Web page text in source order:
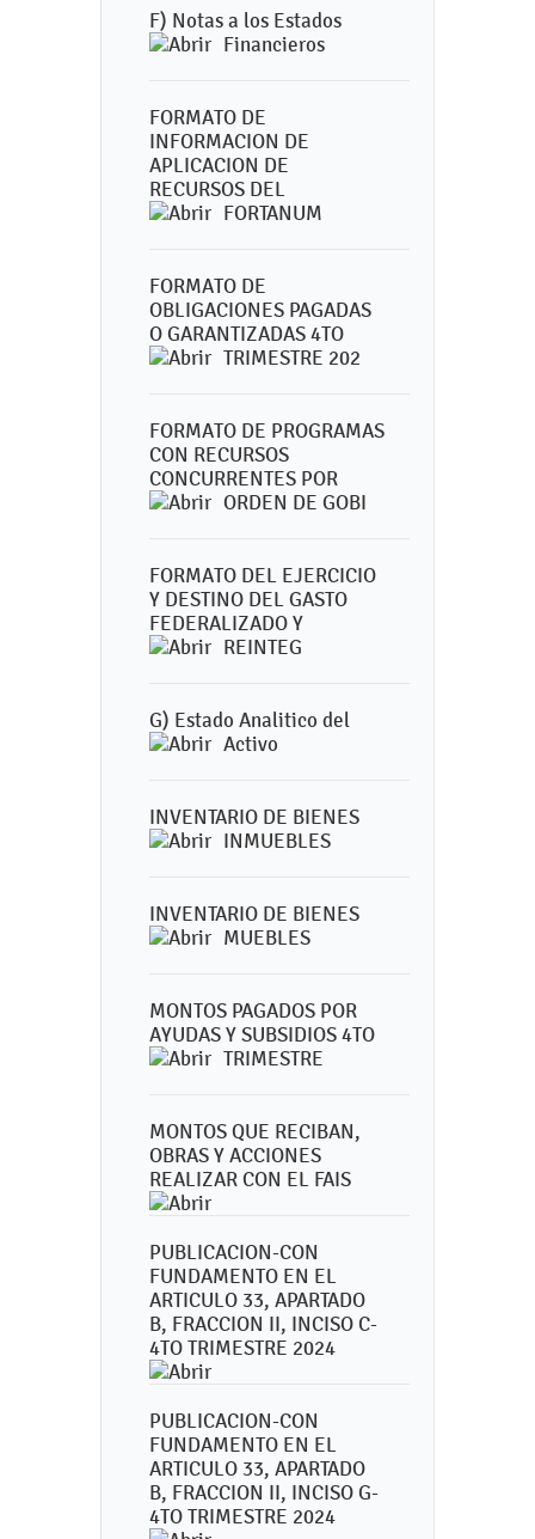
F) Notas a los Estados
Financieros
FORMATO DE
INFORMACION DE
APLICACION DE
RECURSOS DEL
FORTANUM
FORMATO DE
OBLIGACIONES PAGADAS
O GARANTIZADAS 4TO
TRIMESTRE 202
FORMATO DE PROGRAMAS
CON RECURSOS
CONCURRENTES POR
ORDEN DE GOBI
FORMATO DEL EJERCICIO
Y DESTINO DEL GASTO
FEDERALIZADO Y
REINTEG
G) Estado Analitico del
Activo
INVENTARIO DE BIENES
INMUEBLES
INVENTARIO DE BIENES
MUEBLES
MONTOS PAGADOS POR
AYUDAS Y SUBSIDIOS 4TO
TRIMESTRE
MONTOS QUE RECIBAN,
OBRAS Y ACCIONES
REALIZAR CON EL FAIS
PUBLICACION-CON
FUNDAMENTO EN EL
ARTICULO 33, APARTADO
B, FRACCION II, INCISO C-
4TO TRIMESTRE 2024
PUBLICACION-CON
FUNDAMENTO EN EL
ARTICULO 33, APARTADO
B, FRACCION II, INCISO G-
4TO TRIMESTRE 2024